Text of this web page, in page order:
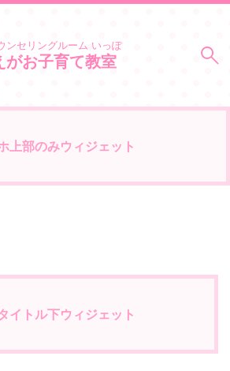
ンセリングルーム いっぽ
がお子育て教室
上部のみウィジェット
イトル下ウィジェット